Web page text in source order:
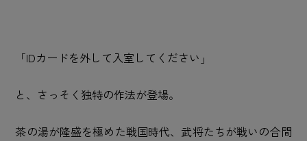
「IDカードを外して入室してください」
と、さっそく独特の作法が登場。
茶の湯が隆盛を極めた戦国時代、武将たちが戦いの合間